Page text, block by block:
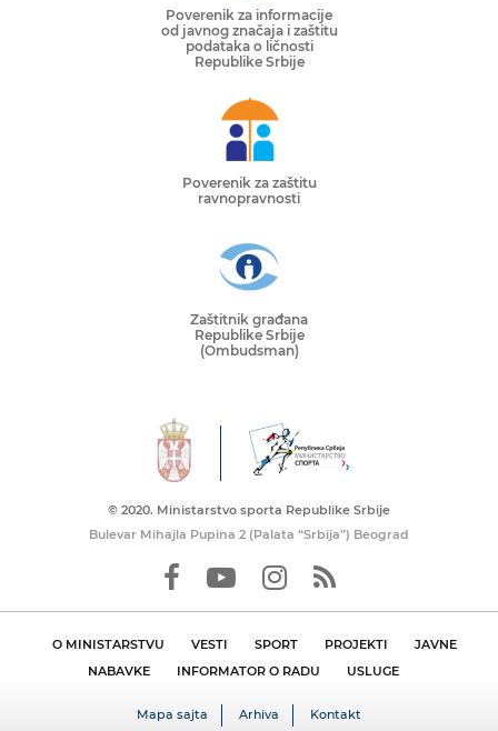
Poverenik za informacije
od javnog značaja i zaštitu
podataka o ličnosti
Republike Srbije
Poverenik za zaštitu
ravnopravnosti
Zaštitnik građana
Republike Srbije
(Ombudsman)
© 2020. Ministarstvo sporta Republike Srbije
Bulevar Mihajla Pupina 2 (Palata “Srbija”) Beograd
O MINISTARSTVU VESTI SPORT PROJEKTI
JAVNE
NABAVKE
INFORMATOR O RADU USLUGE
Mapa sajta Arhiva Kontakt